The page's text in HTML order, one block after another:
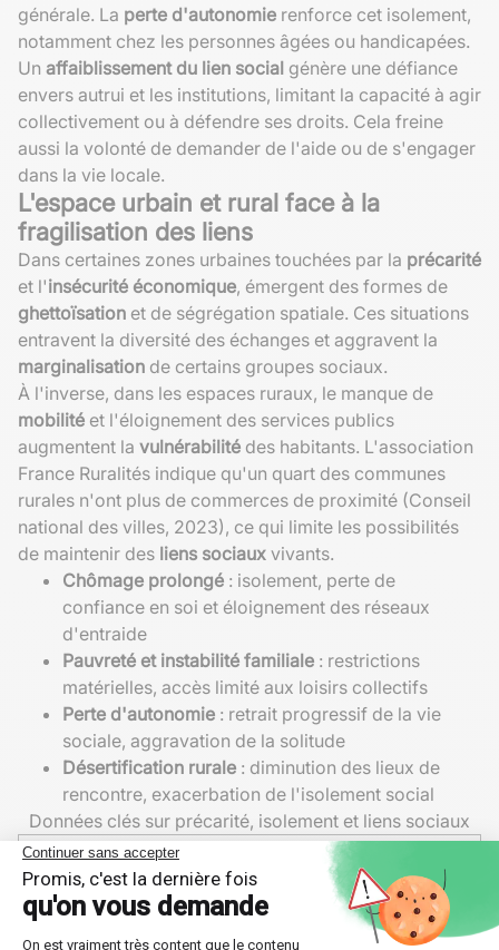
générale. La perte d'autonomie renforce cet isolement,
notamment chez les personnes âgées ou handicapées.
Un affaiblissement du lien social génère une défiance
envers autrui et les institutions, limitant la capacité à agir
collectivement ou à défendre ses droits. Cela freine
aussi la volonté de demander de l'aide ou de s'engager
dans la vie locale.
L'espace urbain et rural face à la
fragilisation des liens
Dans certaines zones urbaines touchées par la précarité
et l'insécurité économique, émergent des formes de
ghettoïsation et de ségrégation spatiale. Ces situations
entravent la diversité des échanges et aggravent la
marginalisation de certains groupes sociaux.
À l'inverse, dans les espaces ruraux, le manque de
mobilité et l'éloignement des services publics
augmentent la vulnérabilité des habitants. L'association
France Ruralités indique qu'un quart des communes
rurales n'ont plus de commerces de proximité (Conseil
national des villes, 2023), ce qui limite les possibilités
de maintenir des liens sociaux vivants.
Chômage prolongé : isolement, perte de
confiance en soi et éloignement des réseaux
d'entraide
Pauvreté et instabilité familiale : restrictions
matérielles, accès limité aux loisirs collectifs
Perte d'autonomie : retrait progressif de la vie
sociale, aggravation de la solitude
Désertification rurale : diminution des lieux de
rencontre, exacerbation de l'isolement social
Données clés sur précarité, isolement et liens sociaux
Indicateur
Taux de pauvreté
14,5
%
Insee, 2023